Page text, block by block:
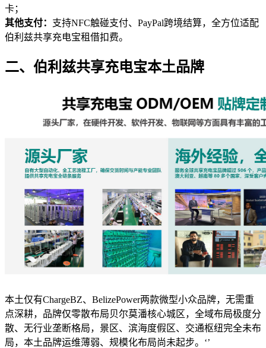
卡；
其他支付： 支持NFC触碰支付、PayPal跨境结算，全方位适配
伯利兹共享充电宝租借扣费。
二、伯利兹共享充电宝本土品牌
本土仅有ChargeBZ、BelizePower两款微型小众品牌，无需重
点深耕，品牌仅零散布局贝尔莫潘核心城区，全域布局极度分
散、无行业垄断格局，景区、滨海度假区、交通枢纽完全未布
局，本土品牌运维薄弱、规模化布局尚未起步。‘’